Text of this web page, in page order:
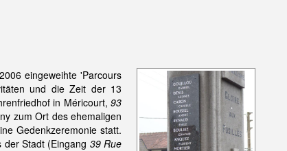
eingeweihte 'Parcours
und die Zeit der 13
in Méricourt, 93
zum Ort des ehemaligen
Gedenkzeremonie statt.
Stadt (Eingang 39 Rue